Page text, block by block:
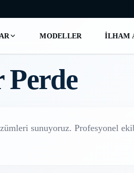
MODELLER İLHAM
sunuyoruz. Profesyonel